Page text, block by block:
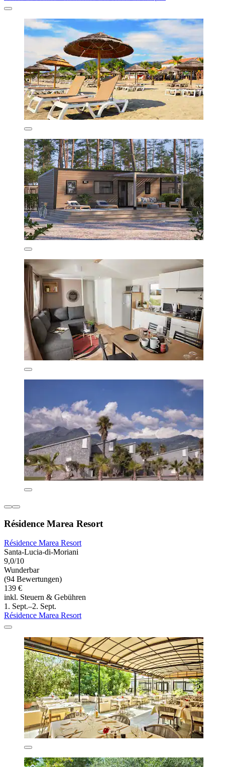
Résidence Marea Resort
Résidence Marea Resort
Santa-Lucia-di-Moriani
9,0/10
Wunderbar
(94 Bewertungen)
139 €
inkl. Steuern & Gebühren
1. Sept.–2. Sept.
Résidence Marea Resort